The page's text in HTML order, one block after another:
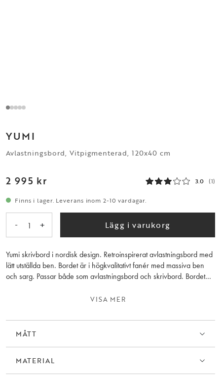
YUMI
Avlastningsbord, Vitpigmenterad, 120x40 cm
2 995 kr 3.0 (1)
Finns i lager. Leverans inom 2-10 vardagar.
- 1 + Lägg i varukorg
Yumi skrivbord i nordisk design. Retroinspirerat avlastningsbord med
lätt utställda ben. Bordet är i högkvalitativt fanér med massiva ben
och sarg. Passar både som avlastningsbord och skrivbord. Bordet
VISA MER
MÅTT
MATERIAL